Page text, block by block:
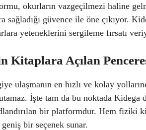
okurların vazgeçilmezi haline
sağladığı güvence ile öne çıkıyor.
yeteneklerini sergileme fırsatı
Kitaplara Açılan
ulaşmanın en hızlı ve kolay
İşte tam da bu noktada
bir platformdur. Hem fiziki
bir seçenek sunar.